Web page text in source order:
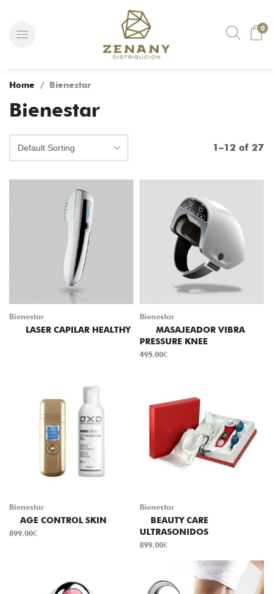
0
Home / Bienestar
Bienestar
1–12 of 27
Bienestar
LASER CAPILAR HEALTHY
Bienestar
MASAJEADOR VIBRA
PRESSURE KNEE
495.00€
Bienestar
AGE CONTROL SKIN
899.00€
Bienestar
BEAUTY CARE
ULTRASONIDOS
899.00€